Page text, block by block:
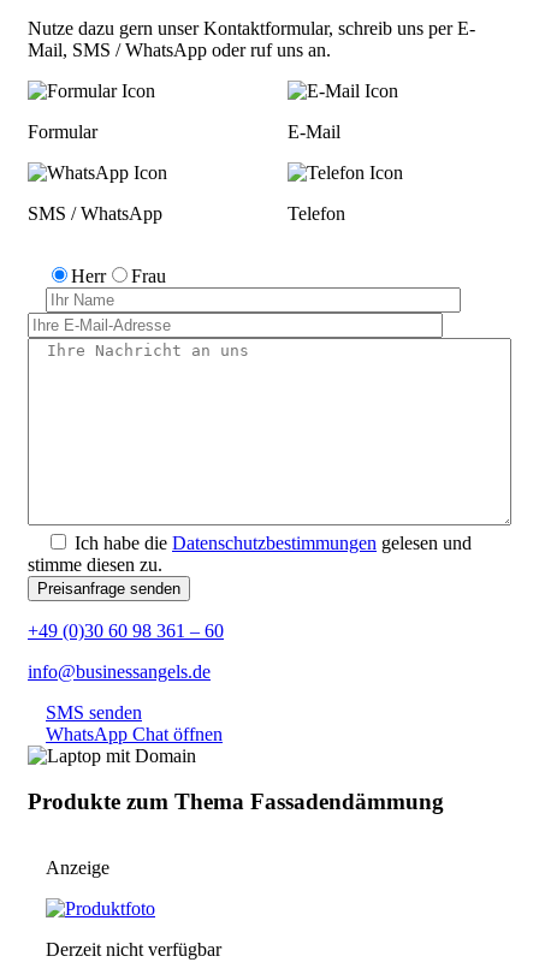
Nutze dazu gern unserKontaktformular, schreib uns perE-
Mail, SMS / WhatsApp oderruf uns an.
Formular E-Mail
SMS / WhatsApp Telefon
Herr Frau
Ich habe die Datenschutzbestimmungen gelesen und
stimme diesen zu.
+49 (0)30 60 98 361 – 60
info@businessangels.de
SMS senden
WhatsApp Chat öffnen
Produkte zum Thema Fassadendämmung
Anzeige
Derzeit nicht verfügbar